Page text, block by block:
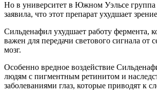
Но в университет в Южном Уэльсе группа
заявила, что этот препарат ухудшает
Сильденафил ухудшает работу фермента,
важен для передачи светового сигнала от
мозг.
Особенно вредное воздействие
людям с пигментным ретинитом и
заболеваниями глаз, которые приводят к